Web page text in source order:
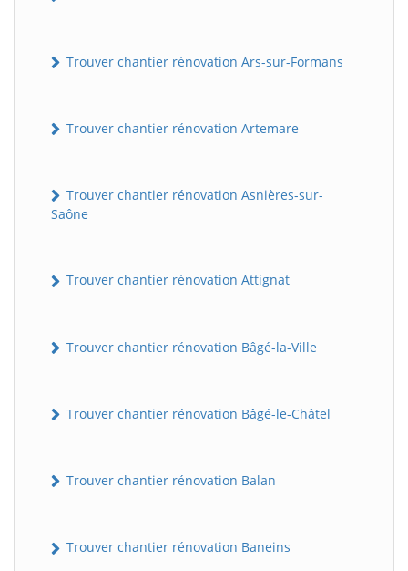
Trouver chantier rénovation Ars-sur-Formans
Trouver chantier rénovation Artemare
Trouver chantier rénovation Asnières-sur-
Saône
Trouver chantier rénovation Attignat
Trouver chantier rénovation Bâgé-la-Ville
Trouver chantier rénovation Bâgé-le-Châtel
Trouver chantier rénovation Balan
Trouver chantier rénovation Baneins